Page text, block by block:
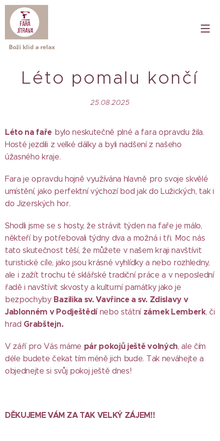
Boží klid a relax
Léto pomalu končí
25.08.2025
Léto na faře bylo neskutečně plné a fara opravdu žila.
Hosté jezdili z velké dálky a byli nadšení z našeho
úžasného kraje.
Fara je opravdu hojně využívána hlavně pro svoje skvělé
umístění, jako perfektní výchozí bod jak do Lužických, tak i
do Jizerských hor.
Shodli jsme se s hosty, že strávit týden na faře je málo,
někteří by potřebovali týdny dva a možná i tři. Moc nás
tato skutečnost těší, že můžete v našem kraji navštívit
turistické cíle, jako jsou krásné vyhlídky a nebo rozhledny,
ale i zažít trochu té sklářské tradiční práce a v neposlední
řadě i navštívit skvosty a kulturní památky jako je
bezpochyby Bazilika sv. Vavřince a sv. Zdislavy v
Jablonném v Podještědínebo státní zámek Lemberk, či
hrad Grabštejn.
V září pro Vás máme pár pokojů ještě volných, ale čím
déle budete čekat tím méně jich bude. Tak neváhejte a
objednejte si svůj pokoj ještě dnes!
DĚKUJEME VÁM ZA TAK VELKÝ ZÁJEM!!